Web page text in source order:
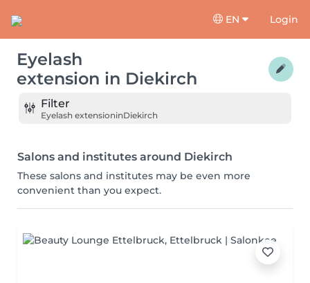
EN Login
Eyelash
extension in Diekirch
Filter
Eyelash extensioninDiekirch
Salons and institutes around Diekirch
These salons and institutes may be even more
convenient than you expect.